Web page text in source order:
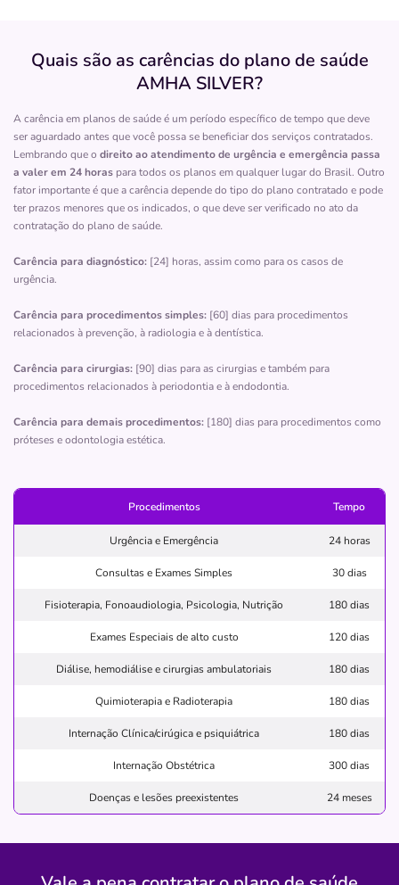
Quero saber mais
HMA de Mairiporã
CENTRO-MAIRIPORA/SP
Rua Coronel Fagundes, 26, Centro, Mairiporã - SP,
07600048
hospital novo atibaia
Clínica
Quero saber mais
CONSOLACAO-SAO PAULO/SP
Avenida Angelica, 1968, Consolação, São Paulo - SP,
Não possui pronto atendimento
(11)3258-3122
instituto
Quero saber mais
Centro de Oftalmologia Especializada
Clínica
Quais são as carências do plano de saúde
AMHA SILVER?
A carência em planos de saúde é um período específico de tempo que deve
ser aguardado antes que você possa se beneficiar dos serviços contratados.
Lembrando que o direito ao atendimento de urgência e emergência passa
a valer em 24 horas para todos os planos em qualquer lugar do Brasil. Outro
fator importante é que a carência depende do tipo do plano contratado e pode
ter prazos menores que os indicados, o que deve ser verificado no ato da
contratação do plano de saúde.
Carência para diagnóstico: [24] horas, assim como para os casos de
urgência.
Carência para procedimentos simples: [60] dias para procedimentos
relacionados à prevenção, à radiologia e à dentística.
Carência para cirurgias: [90] dias para as cirurgias e também para
procedimentos relacionados à periodontia e à endodontia.
Carência para demais procedimentos: [180] dias para procedimentos como
próteses e odontologia estética.
Procedimentos Tempo
Urgência e Emergência 24 horas
Consultas e Exames Simples 30 dias
Fisioterapia, Fonoaudiologia, Psicologia, Nutrição 180 dias
Exames Especiais de alto custo 120 dias
Diálise, hemodiálise e cirurgias ambulatoriais 180 dias
Quimioterapia e Radioterapia 180 dias
Internação Clínica/cirúgica e psiquiátrica 180 dias
Internação Obstétrica 300 dias
Doenças e lesões preexistentes 24 meses